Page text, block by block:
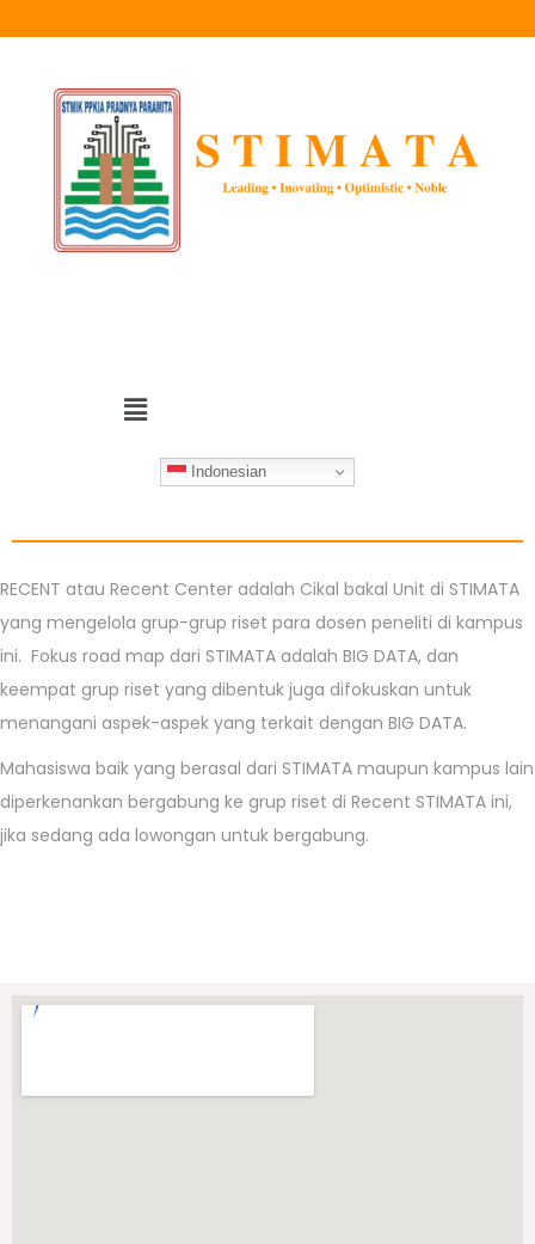
Indonesian
RECENT atau Recent Center adalah Cikal bakal Unit di STIMATA
yang mengelola grup-grup riset para dosen peneliti di kampus
ini. Fokus road map dari STIMATA adalah BIG DATA, dan
keempat grup riset yang dibentuk juga difokuskan untuk
menangani aspek-aspek yang terkait dengan BIG DATA.
Mahasiswa baik yang berasal dari STIMATA maupun kampus lain
diperkenankan bergabung ke grup riset di Recent STIMATA ini,
jika sedang ada lowongan untuk bergabung.